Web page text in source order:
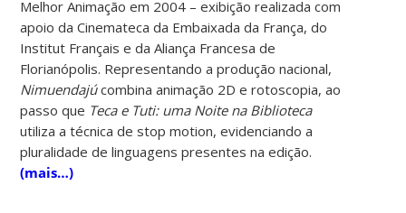
Melhor Animação em 2004 – exibição realizada com
apoio da Cinemateca da Embaixada da França, do
Institut Français e da Aliança Francesa de
Florianópolis. Representando a produção nacional,
Nimuendajúcombina animação 2D e rotoscopia, ao
passo que Teca e Tuti: uma Noite na Biblioteca
utiliza a técnica de stop motion, evidenciando a
pluralidade de linguagens presentes na edição.
(mais…)